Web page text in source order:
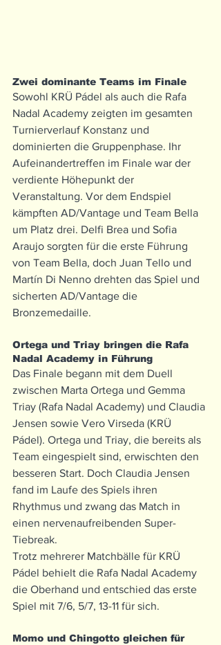
Zwei dominante Teams im Finale
Sowohl KRÜ Pádel als auch die Rafa
Nadal Academy zeigten im gesamten
Turnierverlauf Konstanz und
dominierten die Gruppenphase. Ihr
Aufeinandertreffen im Finale war der
verdiente Höhepunkt der
Veranstaltung. Vor dem Endspiel
kämpften AD/Vantage und Team Bella
um Platz drei. Delfi Brea und Sofia
Araujo sorgten für die erste Führung
von Team Bella, doch Juan Tello und
Martín Di Nenno drehten das Spiel und
sicherten AD/Vantage die
Bronzemedaille.
Ortega und Triay bringen die Rafa
Nadal Academy in Führung
Das Finale begann mit dem Duell
zwischen Marta Ortega und Gemma
Triay (Rafa Nadal Academy) und Claudia
Jensen sowie Vero Virseda (KRÜ
Pádel). Ortega und Triay, die bereits als
Team eingespielt sind, erwischten den
besseren Start. Doch Claudia Jensen
fand im Laufe des Spiels ihren
Rhythmus und zwang das Match in
einen nervenaufreibenden Super-
Tiebreak.
Trotz mehrerer Matchbälle für KRÜ
Pádel behielt die Rafa Nadal Academy
die Oberhand und entschied das erste
Spiel mit 7/6, 5/7, 13-11 für sich.
Momo und Chingotto gleichen für